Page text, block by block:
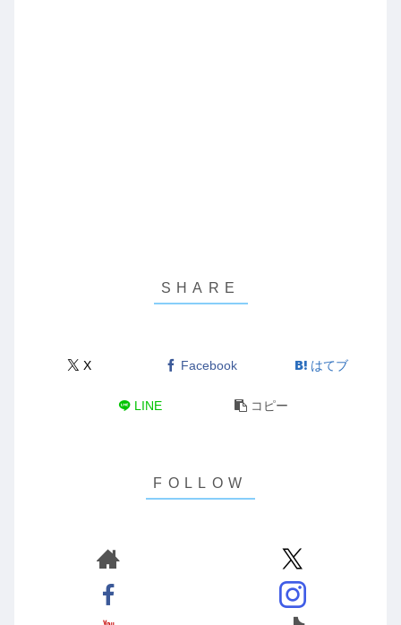
X Facebook はてブ
LINE コピー